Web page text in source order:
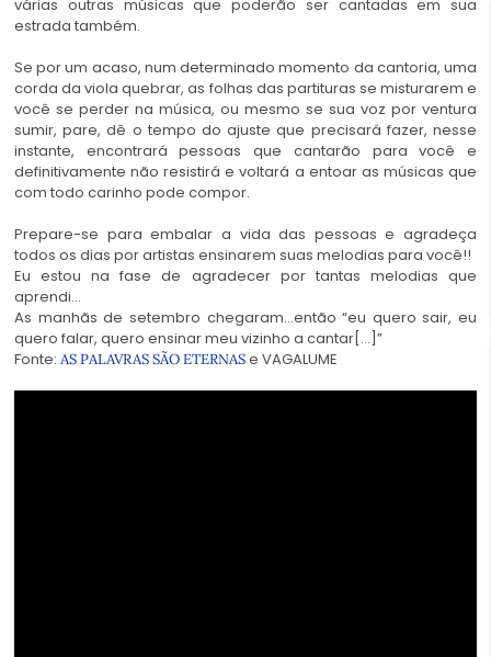
várias outras músicas que poderão ser cantadas em sua
estrada também.
Se por um acaso, num determinado momento da cantoria, uma
corda da viola quebrar, as folhas das partituras se misturarem e
você se perder na música, ou mesmo se sua voz por ventura
sumir, pare, dê o tempo do ajuste que precisará fazer, nesse
instante, encontrará pessoas que cantarão para você e
definitivamente não resistirá e voltará a entoar as músicas que
com todo carinho pode compor.
Prepare-se para embalar a vida das pessoas e agradeça
todos os dias por artistas ensinarem suas melodias para você!!
Eu estou na fase de agradecer por tantas melodias que
aprendi…
As manhãs de setembro chegaram…então “eu quero sair, eu
quero falar, quero ensinar meu vizinho a cantar[…]”
Fonte: AS PALAVRAS SÃO ETERNASe VAGALUME